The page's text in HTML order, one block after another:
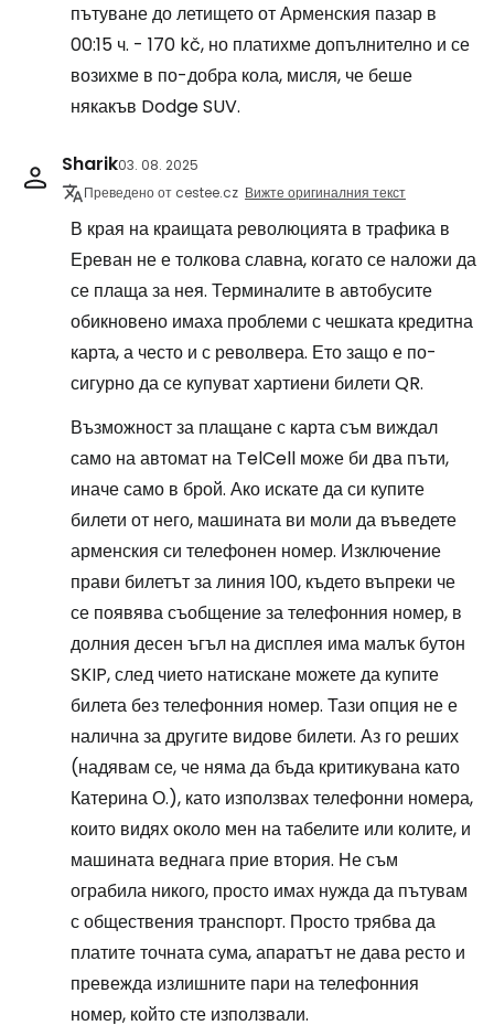
пътуване до летището от Арменския пазар в
00:15 ч. - 170 kč, но платихме допълнително и се
возихме в по-добра кола, мисля, че беше
някакъв Dodge SUV.
Sharik03. 08. 2025
Преведено от cestee.cz Вижте оригиналния текст
В края на краищата революцията в трафика в
Ереван не е толкова славна, когато се наложи да
се плаща за нея. Терминалите в автобусите
обикновено имаха проблеми с чешката кредитна
карта, а често и с револвера. Ето защо е по-
сигурно да се купуват хартиени билети QR.
Възможност за плащане с карта съм виждал
само на автомат на TelCell може би два пъти,
иначе само в брой. Ако искате да си купите
билети от него, машината ви моли да въведете
арменския си телефонен номер. Изключение
прави билетът за линия 100, където въпреки че
се появява съобщение за телефонния номер, в
долния десен ъгъл на дисплея има малък бутон
SKIP, след чието натискане можете да купите
билета без телефонния номер. Тази опция не е
налична за другите видове билети. Аз го реших
(надявам се, че няма да бъда критикувана като
Катерина О.), като използвах телефонни номера,
които видях около мен на табелите или колите, и
машината веднага прие втория. Не съм
ограбила никого, просто имах нужда да пътувам
с обществения транспорт. Просто трябва да
платите точната сума, апаратът не дава ресто и
превежда излишните пари на телефонния
номер, който сте използвали.